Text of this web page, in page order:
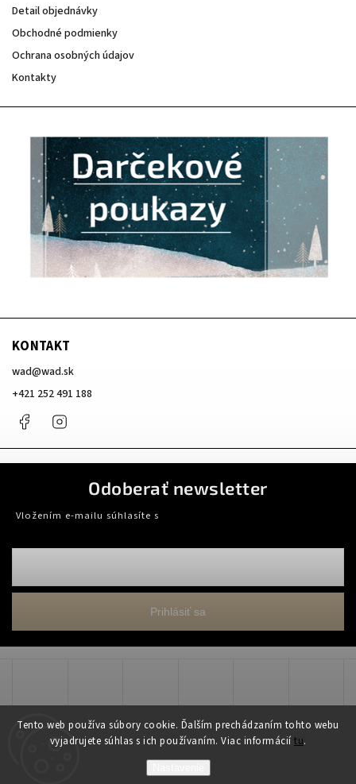
Tento web používa súbory cookie. Ďalším prechádzaním tohto webu
vyjadrujete súhlas s ich používaním. Viac informácií tu.
Detail objednávky
Obchodné podmienky
Ochrana osobných údajov
Kontakty
KONTAKT
wad@wad.sk
+421 252 491 188
Facebook
Odoberať newsletter
Vložením e-mailu súhlasíte s
Prihlásiť sa
Copyright 2026 WADART, s.r.o.
Grafický návrh vytvořil a nakódoval